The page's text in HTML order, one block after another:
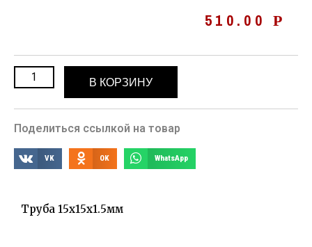
510.00 Р
В КОРЗИНУ
Поделиться ссылкой на товар
VK OK WhatsApp
Труба 15х15х1.5мм